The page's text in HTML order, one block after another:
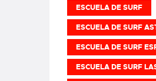
ESCUELA DE SURF
ESCUELA DE SURF
ESCUELA DE SURF
ESCUELA DE SURF